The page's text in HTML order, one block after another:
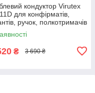
кондуктор Virutex
для конфірматів,
ручок, полкотримачів
₴ 3 690 ₴